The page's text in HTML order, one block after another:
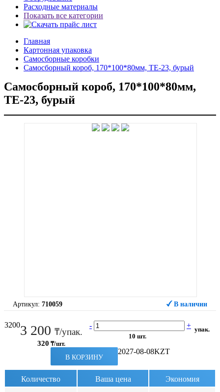
Расходные материалы
Показать все категории
Главная
Картонная упаковка
Самосборные коробки
Самосборный короб, 170*100*80мм, ТЕ-23, бурый
Самосборный короб, 170*100*80мм,
ТЕ-23, бурый
Артикул: 710059 В наличии
32003 200 ₸/упак.
320 ₸/шт.
- +
10 шт.
упак.
В КОРЗИНУ
2027-08-08KZT
Количество Ваша цена Экономия